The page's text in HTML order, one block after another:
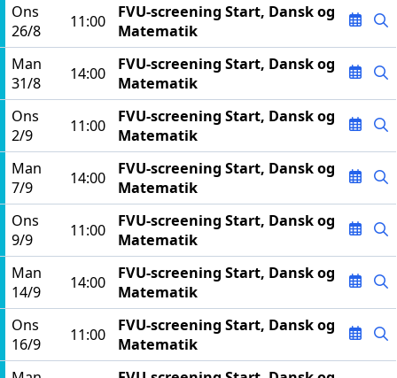
Ons
26/8
11:00
FVU-screening Start, Dansk og
Matematik
Man
31/8
14:00
FVU-screening Start, Dansk og
Matematik
Ons
2/9
11:00
FVU-screening Start, Dansk og
Matematik
Man
7/9
14:00
FVU-screening Start, Dansk og
Matematik
Ons
9/9
11:00
FVU-screening Start, Dansk og
Matematik
Man
14/9
14:00
FVU-screening Start, Dansk og
Matematik
Ons
16/9
11:00
FVU-screening Start, Dansk og
Matematik